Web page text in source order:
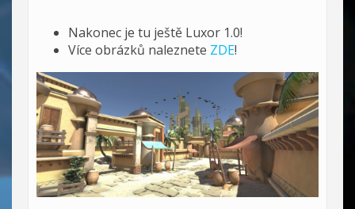
Nakonec je tu ještě Luxor 1.0!
Více obrázků naleznete ZDE!